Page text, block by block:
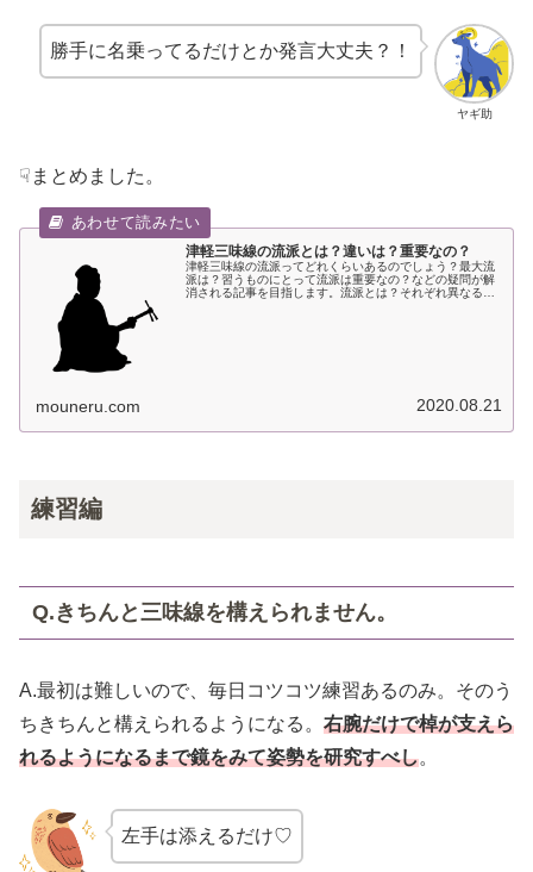
ヤギ助
勝手に名乗ってるだけとか発言大丈夫？！
☟まとめました。
津軽三味線の流派とは？違いは？重要なの？
津軽三味線の流派ってどれくらいあるのでしょう？最大流
派は？習うものにとって流派は重要なの？などの疑問が解
消される記事を目指します。流派とは？それぞれ異なる流
mouneru.com 2020.08.21
練習編
Q.きちんと三味線を構えられません。
A.最初は難しいので、毎日コツコツ練習あるのみ。そのう
ちきちんと構えられるようになる。 右腕だけで棹が支えら
れるようになるまで鏡をみて姿勢を研究すべし。
左手は添えるだけ♡